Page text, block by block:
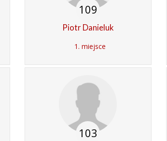
109
Piotr Danieluk
1. miejsce
103